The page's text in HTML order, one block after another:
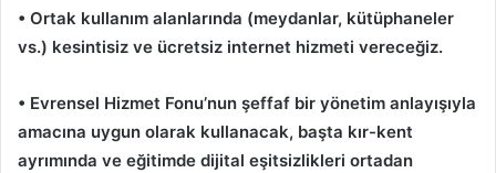
• Ortak kullanım alanlarında (meydanlar, kütüphaneler
vs.) kesintisiz ve ücretsiz internet hizmeti vereceğiz.
• Evrensel Hizmet Fonu’nun şeffaf bir yönetim anlayışıyla
amacına uygun olarak kullanacak, başta kır-kent
ayrımında ve eğitimde dijital eşitsizlikleri ortadan